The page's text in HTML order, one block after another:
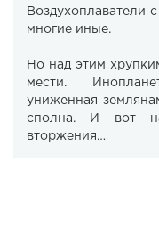
Воздухоплаватели
многие иные.
Но над этим
мести.
униженная
сполна. И вот
вторжения…